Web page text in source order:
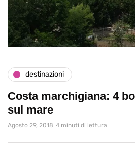
destinazioni
Costa marchigiana: 4
sul mare
Agosto 29, 2018 4 minuti di lettura